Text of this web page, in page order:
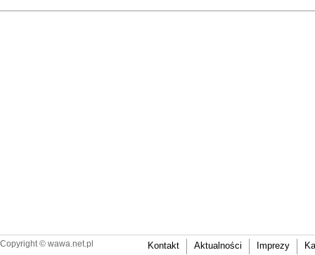
Copyright © wawa.net.pl Kontakt Aktualności Imprezy